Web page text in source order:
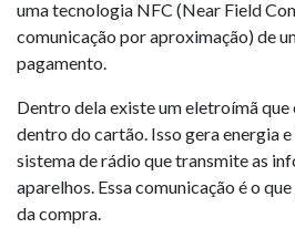
uma tecnologia NFC (Near Field
comunicação por aproximação) de
pagamento.
Dentro dela existe um eletroímã
dentro do cartão. Isso gera energia
sistema de rádio que transmite as
aparelhos. Essa comunicação é o
da compra.